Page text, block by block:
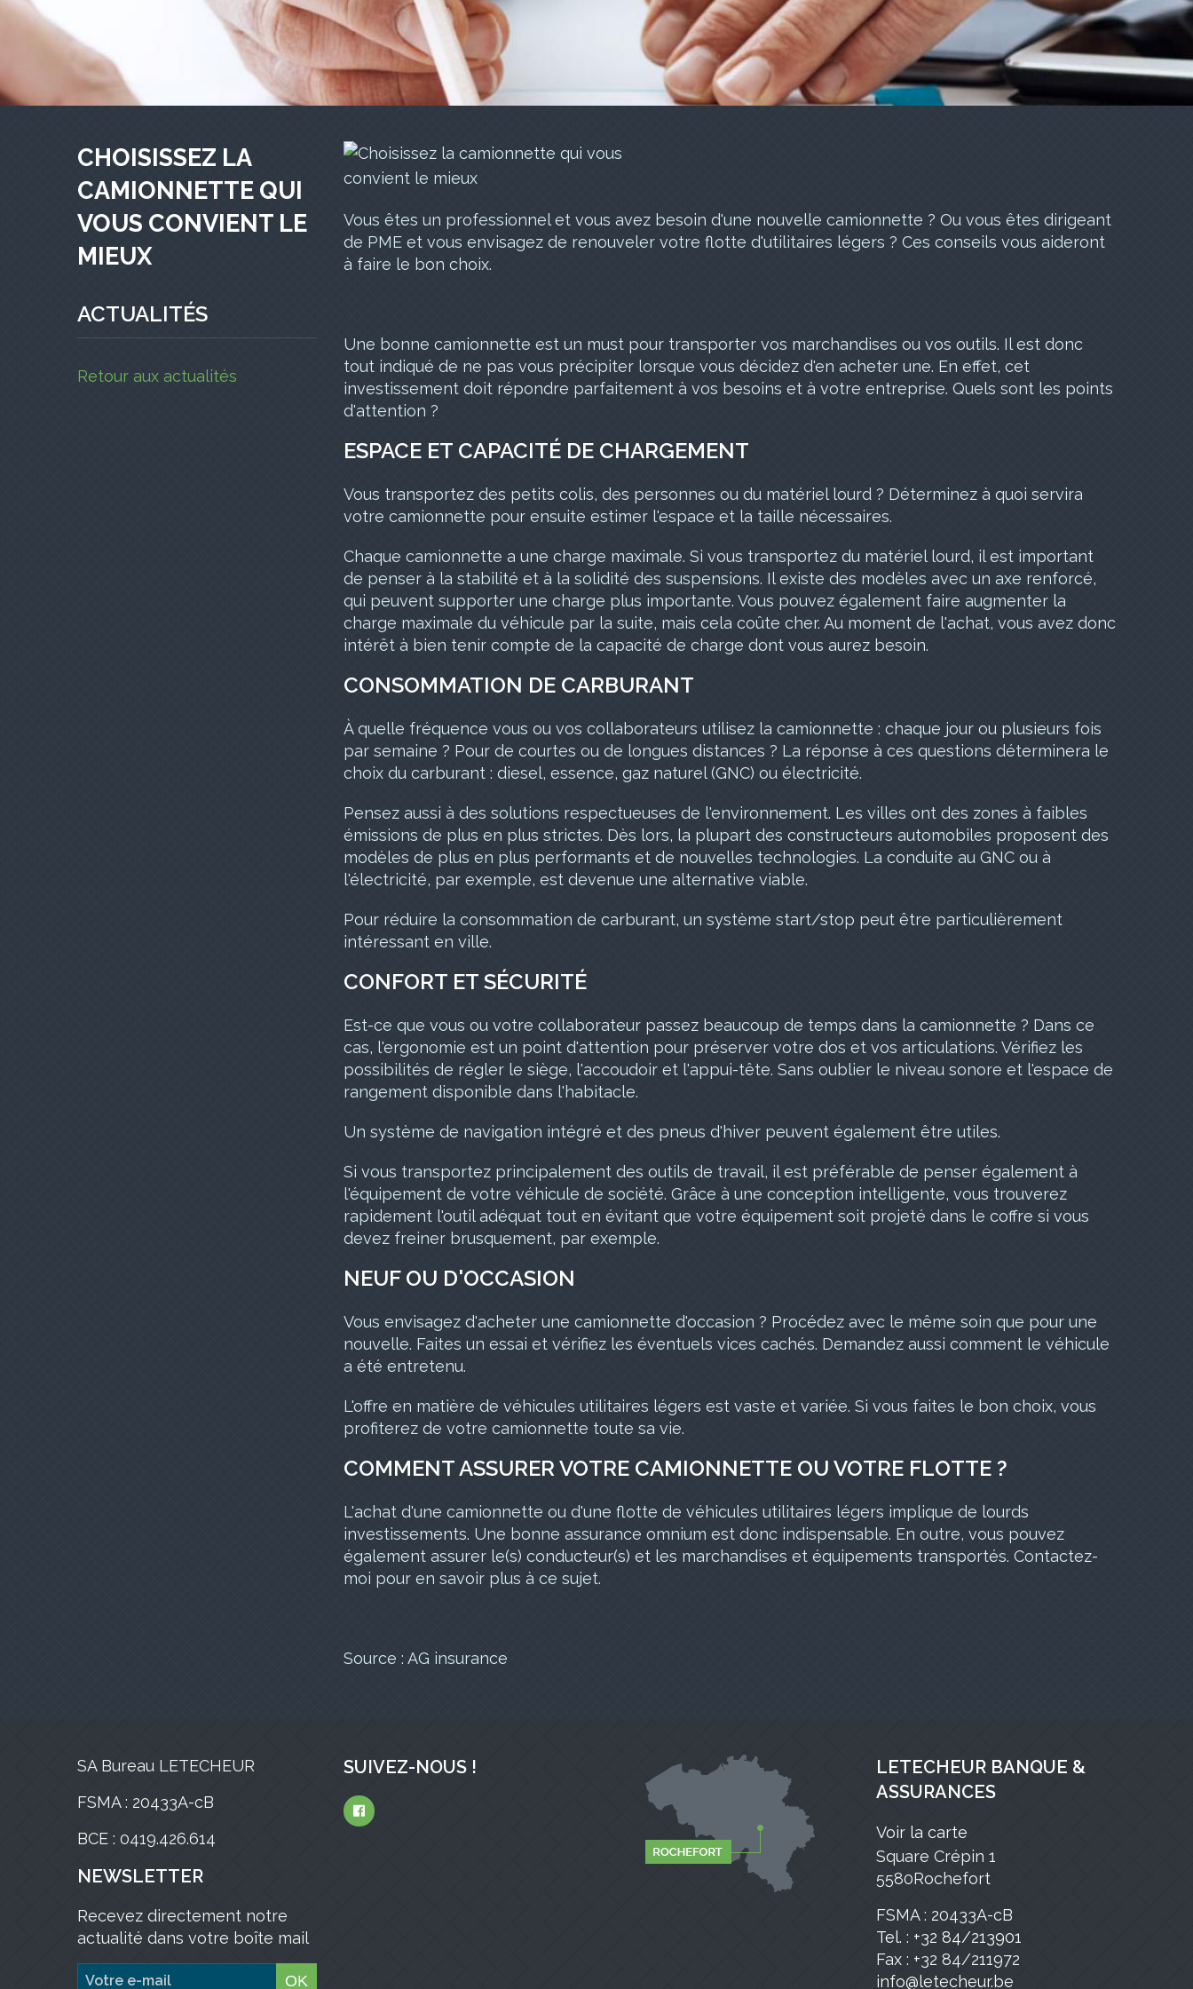
Vous êtes un professionnel et vous avez besoin d'une nouvelle camionnette ? Ou vous êtes dirigeant
de PME et vous envisagez de renouveler votre flotte d'utilitaires légers ? Ces conseils vous aideront
à faire le bon choix.
Une bonne camionnette est un must pour transporter vos marchandises ou vos outils. Il est donc
tout indiqué de ne pas vous précipiter lorsque vous décidez d'en acheter une. En effet, cet
investissement doit répondre parfaitement à vos besoins et à votre entreprise. Quels sont les points
d'attention ?
ESPACE ET CAPACITÉ DE CHARGEMENT
Vous transportez des petits colis, des personnes ou du matériel lourd ? Déterminez à quoi servira
votre camionnette pour ensuite estimer l'espace et la taille nécessaires.
Chaque camionnette a une charge maximale. Si vous transportez du matériel lourd, il est important
de penser à la stabilité et à la solidité des suspensions. Il existe des modèles avec un axe renforcé,
qui peuvent supporter une charge plus importante. Vous pouvez également faire augmenter la
charge maximale du véhicule par la suite, mais cela coûte cher. Au moment de l'achat, vous avez donc
intérêt à bien tenir compte de la capacité de charge dont vous aurez besoin.
CONSOMMATION DE CARBURANT
À quelle fréquence vous ou vos collaborateurs utilisez la camionnette : chaque jour ou plusieurs fois
par semaine ? Pour de courtes ou de longues distances ? La réponse à ces questions déterminera le
choix du carburant : diesel, essence, gaz naturel (GNC) ou électricité.
Pensez aussi à des solutions respectueuses de l'environnement. Les villes ont des zones à faibles
émissions de plus en plus strictes. Dès lors, la plupart des constructeurs automobiles proposent des
modèles de plus en plus performants et de nouvelles technologies. La conduite au GNC ou à
l'électricité, par exemple, est devenue une alternative viable.
Pour réduire la consommation de carburant, un système start/stop peut être particulièrement
intéressant en ville.
CONFORT ET SÉCURITÉ
Est-ce que vous ou votre collaborateur passez beaucoup de temps dans la camionnette ? Dans ce
cas, l'ergonomie est un point d'attention pour préserver votre dos et vos articulations. Vérifiez les
possibilités de régler le siège, l'accoudoir et l'appui-tête. Sans oublier le niveau sonore et l'espace de
rangement disponible dans l'habitacle.
Un système de navigation intégré et des pneus d'hiver peuvent également être utiles.
Si vous transportez principalement des outils de travail, il est préférable de penser également à
l'équipement de votre véhicule de société. Grâce à une conception intelligente, vous trouverez
rapidement l'outil adéquat tout en évitant que votre équipement soit projeté dans le coffre si vous
devez freiner brusquement, par exemple.
NEUF OU D'OCCASION
Vous envisagez d'acheter une camionnette d'occasion ? Procédez avec le même soin que pour une
nouvelle. Faites un essai et vérifiez les éventuels vices cachés. Demandez aussi comment le véhicule
a été entretenu.
L'offre en matière de véhicules utilitaires légers est vaste et variée. Si vous faites le bon choix, vous
profiterez de votre camionnette toute sa vie.
COMMENT ASSURER VOTRE CAMIONNETTE OU VOTRE FLOTTE ?
L'achat d'une camionnette ou d'une flotte de véhicules utilitaires légers implique de lourds
investissements. Une bonne assurance omnium est donc indispensable. En outre, vous pouvez
également assurer le(s) conducteur(s) et les marchandises et équipements transportés. Contactez-
moi pour en savoir plus à ce sujet.
Source : AG insurance
CHOISISSEZ LA
CAMIONNETTE QUI
VOUS CONVIENT LE
MIEUX
ACTUALITÉS
Retour aux actualités
SA Bureau LETECHEUR
FSMA : 20433A-cB
BCE : 0419.426.614
NEWSLETTER
Recevez directement notre
actualité dans votre boîte mail
OK
SUIVEZ-NOUS !
LETECHEUR BANQUE &
ASSURANCES
Voir la carte
Square Crépin 1
5580Rochefort
FSMA : 20433A-cB
Tel. : +32 84/213901
Fax : +32 84/211972
info@letecheur.be